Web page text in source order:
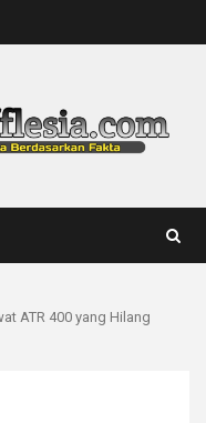
ATR 400 yang Hilang